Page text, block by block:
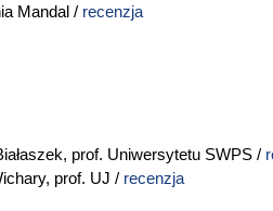
/ recenzja
prof. Uniwersytetu SWPS /
prof. UJ / recenzja